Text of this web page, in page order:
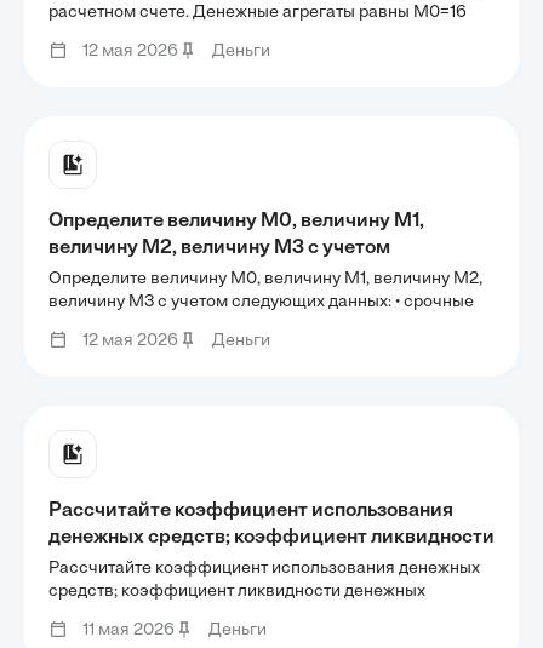
руб., М2=48 млрд. руб.
расчетном счете. Денежные агрегаты равны М0=16
12 мая 2026
Деньги
Определите величину М0, величину М1,
величину М2, величину М3 с учетом
следующих данных: • срочные вклады
населения в банке = 1190 • депозитные
сертификаты = 350 • расчётные, текущие
счета юридических лиц = 675 • вклады
Определите величину М0, величину М1, величину М2,
величину М3 с учетом следующих данных: • срочные
сертификаты = 350 • расчётные, текущие счета
12 мая 2026 Деньги
Рассчитайте коэффициент использования
денежных средств; коэффициент ликвидности
денежных средств, если имеются следующие
данные о структуре денежной массы в млрд р.:
Рассчитайте коэффициент использования денежных
средств; коэффициент ликвидности денежных
денежной массы в млрд р.:
11 мая 2026 Деньги